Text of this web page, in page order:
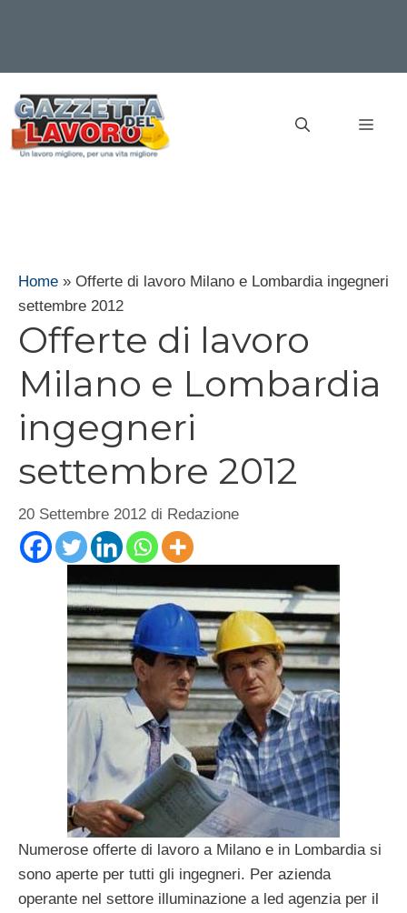
contenuto
Home » Offerte di lavoro Milano e Lombardia ingegneri
settembre 2012
Offerte di lavoro
Milano e Lombardia
ingegneri
settembre 2012
20 Settembre 2012 di Redazione
Numerose offerte di lavoro a Milano e in Lombardia si
sono aperte per tutti gli ingegneri. Per azienda
operante nel settore illuminazione a led agenzia per il